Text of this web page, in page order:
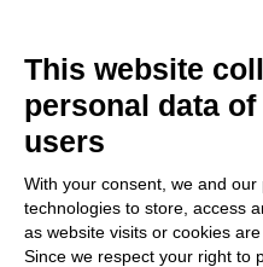
Ma se entri, saluti, fai
tuo contributo alle
inizierà a notarti.
Ecco perché il vero
si costruisce solo con
This website
personal data
users
With your consent, we and
technologies to store, access
as website visits or cookies
Since we respect your right to